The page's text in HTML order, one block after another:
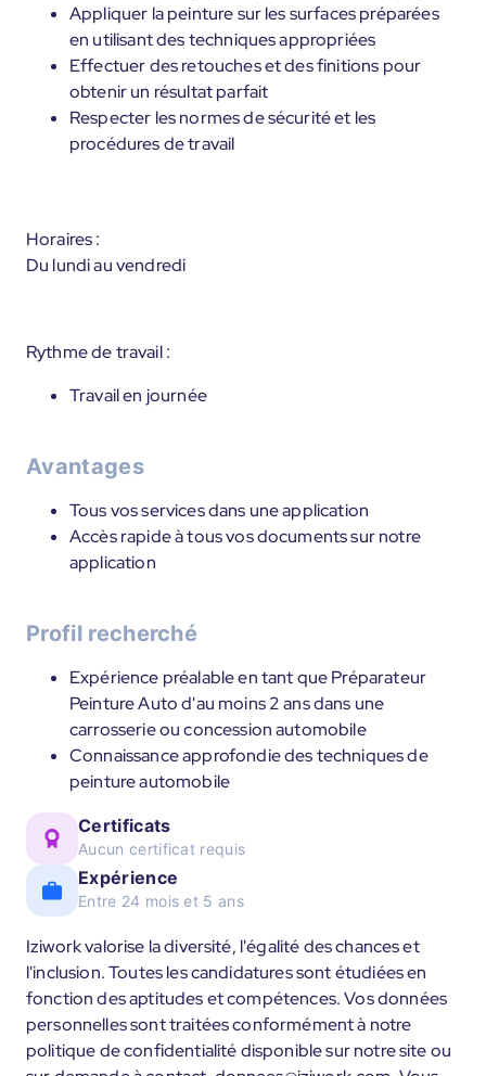
Appliquer la peinture sur les surfaces préparées
en utilisant des techniques appropriées
Effectuer des retouches et des finitions pour
obtenir un résultat parfait
Respecter les normes de sécurité et les
procédures de travail
Horaires :
Du lundi au vendredi
Rythme de travail :
Travail en journée
Avantages
Tous vos services dans une application
Accès rapide à tous vos documents sur notre
application
Profil recherché
Expérience préalable en tant que Préparateur
Peinture Auto d'au moins 2 ans dans une
carrosserie ou concession automobile
Connaissance approfondie des techniques de
peinture automobile
Certificats
Aucun certificat requis
Expérience
Entre 24 mois et 5 ans
Iziwork valorise la diversité, l'égalité des chances et
l'inclusion. Toutes les candidatures sont étudiées en
fonction des aptitudes et compétences. Vos données
personnelles sont traitées conformément à notre
politique de confidentialité disponible sur notre site ou